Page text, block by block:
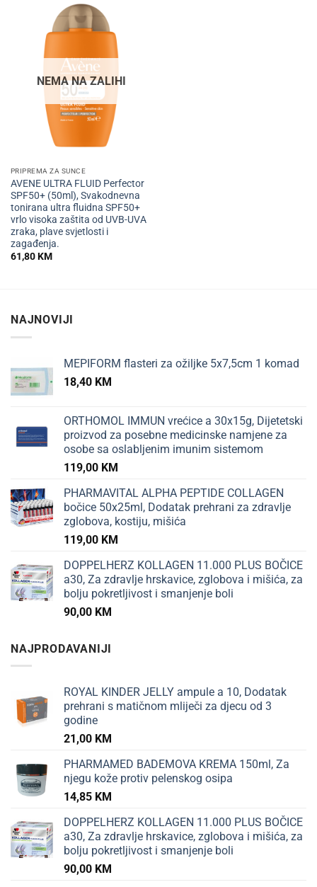
NEMA NA ZALIHI
PRIPREMA ZA SUNCE
AVENE ULTRA FLUID Perfector
SPF50+ (50ml), Svakodnevna
tonirana ultra fluidna SPF50+
vrlo visoka zaštita od UVB-UVA
zraka, plave svjetlosti i
zagađenja.
61,80KM
NAJNOVIJI
MEPIFORM flasteri za ožiljke 5x7,5cm 1 komad
18,40 KM
ORTHOMOL IMMUN vrećice a 30x15g, Dijetetski
proizvod za posebne medicinske namjene za
osobe sa oslabljenim imunim sistemom
119,00 KM
PHARMAVITAL ALPHA PEPTIDE COLLAGEN
bočice 50x25ml, Dodatak prehrani za zdravlje
zglobova, kostiju, mišića
119,00 KM
DOPPELHERZ KOLLAGEN 11.000 PLUS BOČICE
a30, Za zdravlje hrskavice, zglobova i mišića, za
bolju pokretljivost i smanjenje boli
90,00 KM
NAJPRODAVANIJI
ROYAL KINDER JELLY ampule a 10, Dodatak
prehrani s matičnom mliječi za djecu od 3
godine
21,00 KM
PHARMAMED BADEMOVA KREMA 150ml, Za
njegu kože protiv pelenskog osipa
14,85 KM
DOPPELHERZ KOLLAGEN 11.000 PLUS BOČICE
a30, Za zdravlje hrskavice, zglobova i mišića, za
bolju pokretljivost i smanjenje boli
90,00 KM